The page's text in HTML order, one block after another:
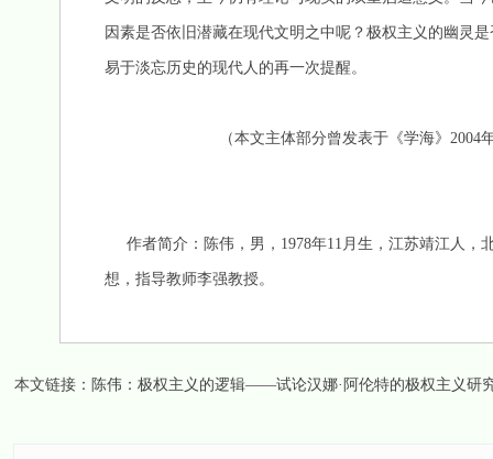
因素是否依旧潜藏在现代文明之中呢？极权主义的幽灵
易于淡忘历史的现代人的再一次提醒。
（本文主体部分曾发表于《学海》2004年
作者简介：陈伟，男，1978年11月生，江苏靖江人，
想，指导教师李强教授。
本文链接： 陈伟：极权主义的逻辑——试论汉娜·阿伦特的极权主义研